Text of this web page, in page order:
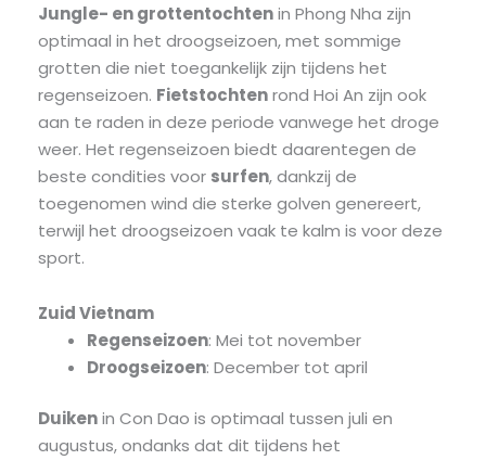
Jungle- en grottentochtenin Phong Nha zijn
optimaal in het droogseizoen, met sommige
grotten die niet toegankelijk zijn tijdens het
regenseizoen. Fietstochtenrond Hoi An zijn ook
aan te raden in deze periode vanwege het droge
weer. Het regenseizoen biedt daarentegen de
beste condities voor surfen, dankzij de
toegenomen wind die sterke golven genereert,
terwijl het droogseizoen vaak te kalm is voor deze
sport.
Zuid Vietnam
Regenseizoen: Mei tot november
Droogseizoen: December tot april
Duikenin Con Dao is optimaal tussen juli en
augustus, ondanks dat dit tijdens het